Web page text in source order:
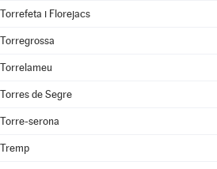
Torrefeta i Florejacs
Torregrossa
Torrelameu
Torres de Segre
Torre-serona
Tremp